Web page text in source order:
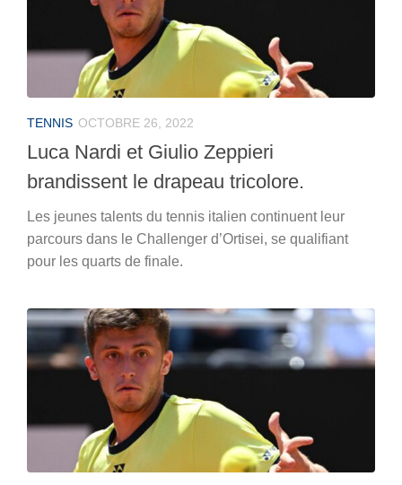
TENNIS OCTOBRE 26, 2022
Luca Nardi et Giulio Zeppieri
brandissent le drapeau tricolore.
Les jeunes talents du tennis italien continuent leur
parcours dans le Challenger d’Ortisei, se qualifiant
pour les quarts de finale.